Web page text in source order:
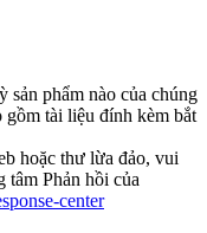
sản phẩm nào của chúng
tài liệu đính kèm bắt
hoặc thư lừa đảo, vui
tâm Phản hồi của
center